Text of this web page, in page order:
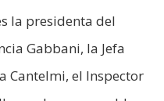
la presidenta del
Gabbani, la Jefa
Cantelmi, el Inspector